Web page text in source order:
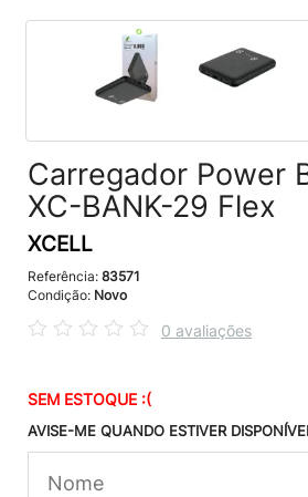
Carregador Power
XC-BANK-29 Flex
XCELL
Referência: 83571
Condição: Novo
0 avaliações
SEM ESTOQUE :(
AVISE-ME QUANDO ESTIVER